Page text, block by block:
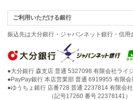
ご利用いただける銀行
振込先は大分銀行・ジャパンネット銀行・信用
●大分銀行 森支店 普通 5327098 有限会社ライ
●PayPay銀行 本店営業部 普通 6919955 有限
●ゆうちょ銀行 店番728 普通 2237814 有限会
（記号17260 番号 22378141）